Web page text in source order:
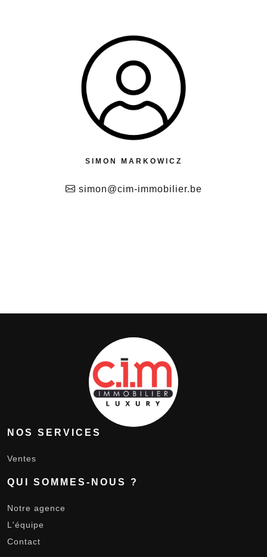
SIMON MARKOWICZ
simon@cim-immobilier.be
NOS SERVICES
Ventes
QUI SOMMES-NOUS ?
Notre agence
L'équipe
Contact